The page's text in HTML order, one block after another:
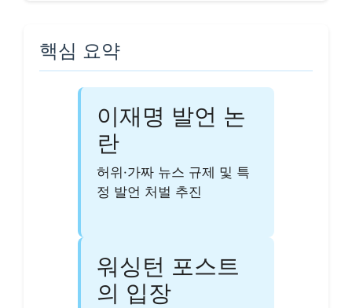
핵심 요약
이재명 발언 논
란
허위·가짜 뉴스 규제 및 특
정 발언 처벌 추진
워싱턴 포스트
의 입장